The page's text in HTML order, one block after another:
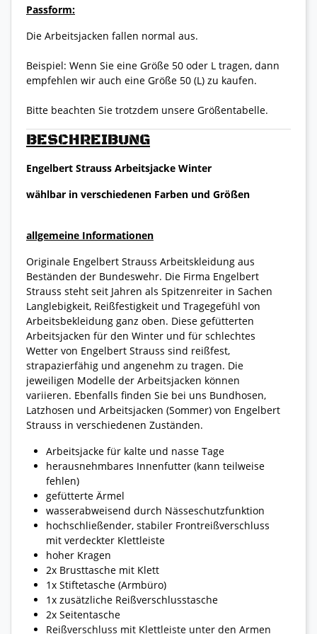
BESCHREIBUNG
Engelbert Strauss Arbeitsjacke Winter
wählbar in verschiedenen Farben und Größen
allgemeine Informationen
Originale Engelbert Strauss Arbeitskleidung aus
Beständen der Bundeswehr. Die Firma Engelbert
Strauss steht seit Jahren als Spitzenreiter in Sachen
Langlebigkeit, Reißfestigkeit und Tragegefühl von
Arbeitsbekleidung ganz oben. Diese gefütterten
Arbeitsjacken für den Winter und für schlechtes
Wetter von Engelbert Strauss sind reißfest,
strapazierfähig und angenehm zu tragen. Die
jeweiligen Modelle der Arbeitsjacken können
variieren. Ebenfalls finden Sie bei uns Bundhosen,
Latzhosen und Arbeitsjacken (Sommer) von Engelbert
Strauss in verschiedenen Zuständen.
Arbeitsjacke für kalte und nasse Tage
herausnehmbares Innenfutter (kann teilweise
fehlen)
gefütterte Ärmel
wasserabweisend durch Nässeschutzfunktion
hochschließender, stabiler Frontreißverschluss
mit verdeckter Klettleiste
hoher Kragen
2x Brusttasche mit Klett
1x Stiftetasche (Armbüro)
1x zusätzliche Reißverschlusstasche
2x Seitentasche
Reißverschluss mit Klettleiste unter den Armen
Passform:
Die Arbeitsjacken fallen normal aus.
Beispiel: Wenn Sie eine Größe 50 oder L tragen, dann
empfehlen wir auch eine Größe 50 (L) zu kaufen.
Bitte beachten Sie trotzdem unsere Größentabelle.